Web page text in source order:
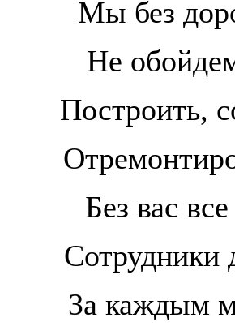
Мы без
Не
Построить,
Без вас
За каждым